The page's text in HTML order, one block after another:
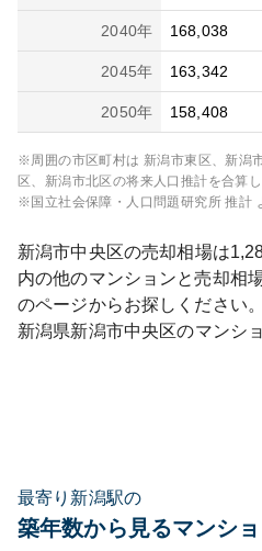
2040年 168,038
2045年 163,342
2050年 158,408
※周囲の市区町村は 新潟市東区、新潟
区、新潟市北区の将来人口推計を合算し
※国立社会保障・人口問題研究所 推計
新潟市中央区の売却相場は
内の他のマンションと売却相
のページからお探しください。
新潟県新潟市中央区のマンシ
最寄り新潟駅の
築年数から見るマンシ